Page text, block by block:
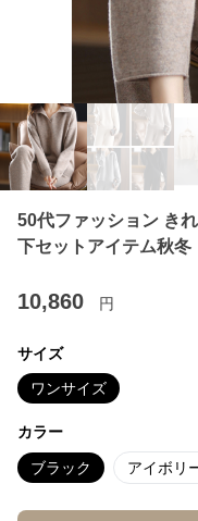
50代ファッション き
下セットアイテム秋冬
10,860 円
サイズ
ワンサイズ
カラー
ブラック アイボリ